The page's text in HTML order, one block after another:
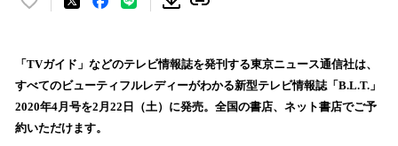
い
！
数
を
読
「TVガイド」などのテレビ情報誌を発刊する東京ニュース通信社は、
すべてのビューティフルレディーがわかる新型テレビ情報誌「B.L.T.」
2020年4月号を2月22日（土）に発売。全国の書店、ネット書店でご予
約いただけます。